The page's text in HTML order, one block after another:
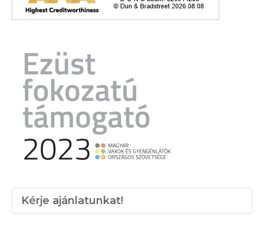
Kérje ajánlatunkat!